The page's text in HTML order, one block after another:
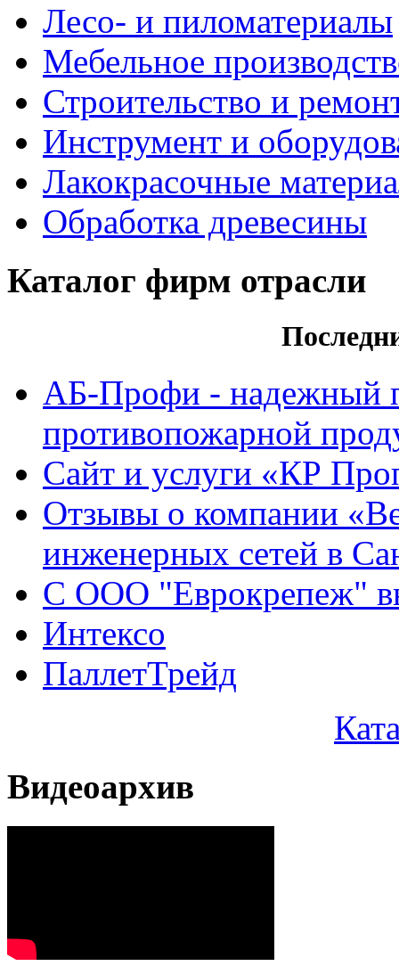
Лесо- и пиломатериалы
Мебельное
Строительство и
Инструмент и
Лакокрасочные
Обработка древесины
Каталог фирм отрасли
АБ-Профи - надежный
противопожарной
Сайт и услуги «КР
Отзывы о компании
инженерных сетей в
С ООО "Еврокрепеж"
Интексо
ПаллетТрейд
Видеоархив